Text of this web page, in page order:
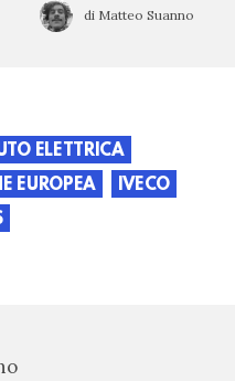
di Matteo Suanno
ELETTRICA
EUROPEA
IVECO